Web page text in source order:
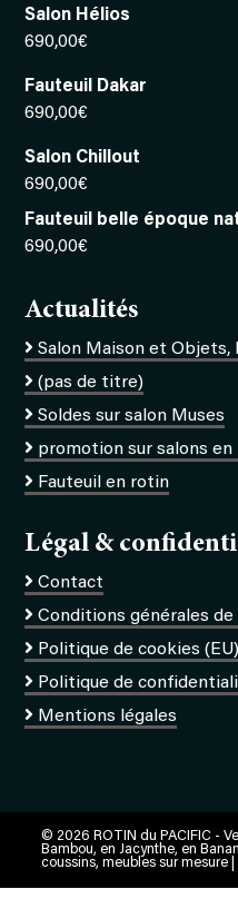
Salon Hélios
690,00€
Fauteuil Dakar
690,00€
Salon Chillout
690,00€
Fauteuil belle époque
690,00€
Actualités
Salon Maison et Objets,
(pas de titre)
Soldes sur salon Muses
promotion sur salons
Fauteuil en rotin
Légal &
Contact
Conditions générales
Politique de cookies (EU)
Politique de
Mentions légales
© 2026 ROTIN du PACIFIC -
Bambou, en Jacynthe, en
coussins, meubles sur mesure